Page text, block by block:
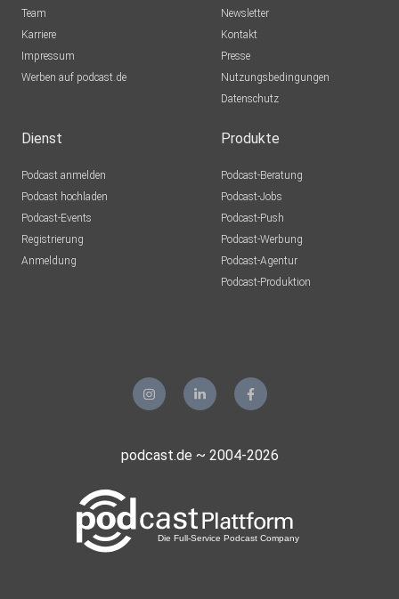
Team
Karriere
Impressum
Werben auf podcast.de
Newsletter
Kontakt
Presse
Nutzungsbedingungen
Datenschutz
Dienst
Podcast anmelden
Podcast hochladen
Podcast-Events
Registrierung
Anmeldung
Produkte
Podcast-Beratung
Podcast-Jobs
Podcast-Push
Podcast-Werbung
Podcast-Agentur
Podcast-Produktion
podcast.de ~ 2004-2026